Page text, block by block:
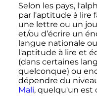
Selon les pays,
par l'aptitude à lire
une lettre ou un
et/ou d’écrire un
langue nationale
l'aptitude à lire et
(dans certaines
quelconque) ou
dépendre du
Mali, quelqu'un est